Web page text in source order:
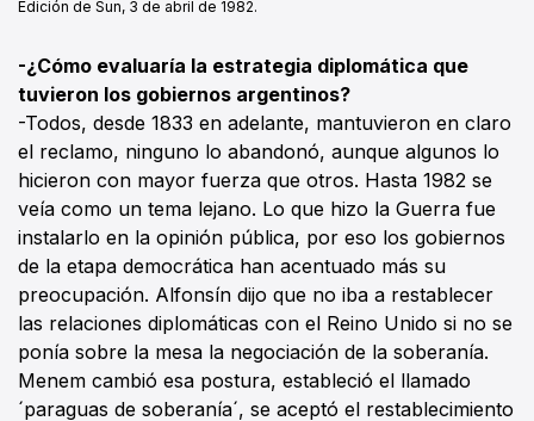
Edición de Sun, 3 de abril de 1982.
-¿Cómo evaluaría la estrategia diplomática que
tuvieron los gobiernos argentinos?
-Todos, desde 1833 en adelante, mantuvieron en claro
el reclamo, ninguno lo abandonó, aunque algunos lo
hicieron con mayor fuerza que otros. Hasta 1982 se
veía como un tema lejano. Lo que hizo la Guerra fue
instalarlo en la opinión pública, por eso los gobiernos
de la etapa democrática han acentuado más su
preocupación. Alfonsín dijo que no iba a restablecer
las relaciones diplomáticas con el Reino Unido si no se
ponía sobre la mesa la negociación de la soberanía.
Menem cambió esa postura, estableció el llamado
´paraguas de soberanía´, se aceptó el restablecimiento